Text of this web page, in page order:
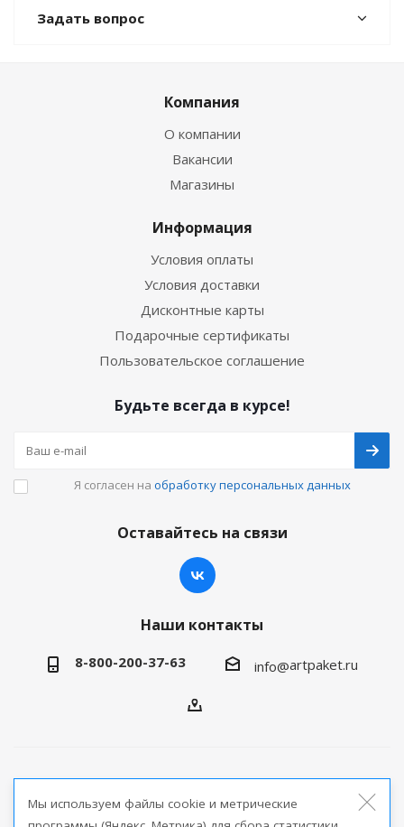
Задать вопрос
Компания
О компании
Вакансии
Магазины
Информация
Условия оплаты
Условия доставки
Дисконтные карты
Подарочные сертификаты
Пользовательское соглашение
Будьте всегда в курсе!
Я согласен на обработку персональных данных
Оставайтесь на связи
Наши контакты
8-800-200-37-63 info@artpaket.ru
продукции
Мы используем файлы cookie и метрические